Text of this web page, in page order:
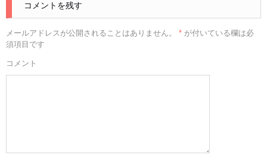
コメントを残す
メールアドレスが公開されることはありません。 * が付いている欄は必
須項目です
コメント